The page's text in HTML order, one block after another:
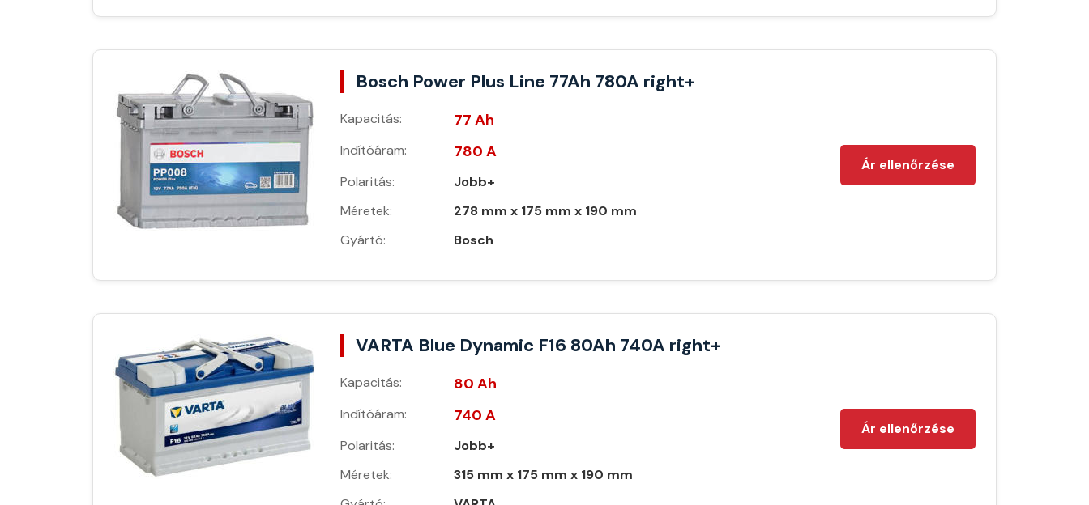
Bosch Power Plus Line 77Ah 780A right+
Kapacitás: 77 Ah
Indítóáram: 780 A
Polaritás:
Jobb+
Méretek:
278 mm x 175 mm x 190 mm
Gyártó:
Bosch
Ár ellenőrzése
VARTA Blue Dynamic F16 80Ah 740A right+
Kapacitás: 80 Ah
Indítóáram: 740 A
Polaritás:
Jobb+
Méretek:
315 mm x 175 mm x 190 mm
Ár ellenőrzése